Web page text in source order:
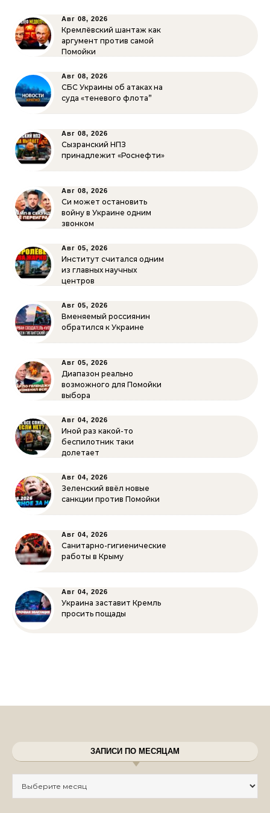
Авг 08, 2026
Кремлёвский шантаж как
аргумент против самой
Помойки
Авг 08, 2026
СБС Украины об атаках на
суда «теневого флота”
Авг 08, 2026
Сызранский НПЗ
принадлежит «Роснефти»
Авг 08, 2026
Си может остановить
войну в Украине одним
звонком
Авг 05, 2026
Институт считался одним
из главных научных
центров
Авг 05, 2026
Вменяемый россиянин
обратился к Украине
Авг 05, 2026
Диапазон реально
возможного для Помойки
выбора
Авг 04, 2026
Иной раз какой-то
беспилотник таки
долетает
Авг 04, 2026
Зеленский ввёл новые
санкции против Помойки
Авг 04, 2026
Санитарно-гигиенические
работы в Крыму
Авг 04, 2026
Украина заставит Кремль
просить пощады
ЗАПИСИ ПО МЕСЯЦАМ